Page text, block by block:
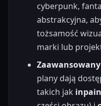
cyberpunk,
abstrakcyjna,
tożsamość
marki lub
plany dają
takich jak